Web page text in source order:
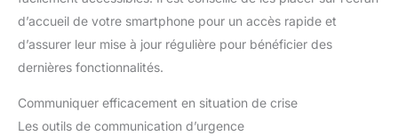
d’accueil de votre smartphone pour un accès rapide et
d’assurer leur mise à jour régulière pour bénéficier des
dernières fonctionnalités.
Communiquer efficacement en situation de crise
Les outils de communication d’urgence